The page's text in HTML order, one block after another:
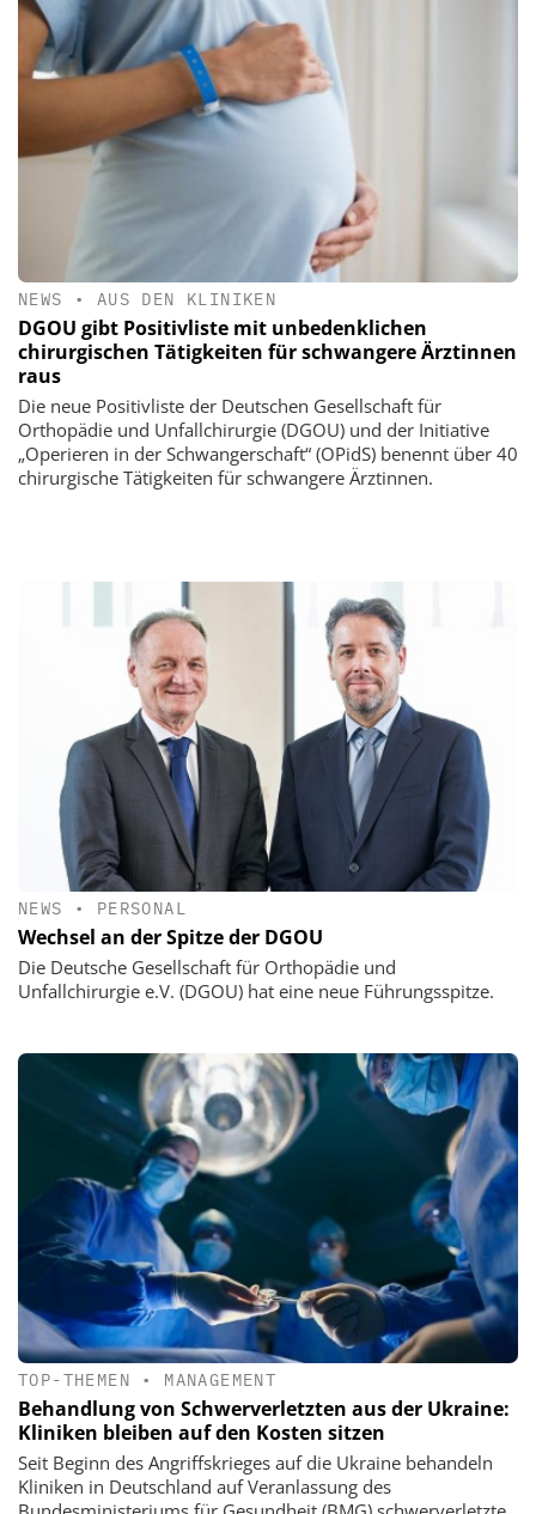
NEWS • AUS DEN KLINIKEN
DGOU gibt Positivliste mit unbedenklichen
chirurgischen Tätigkeiten für schwangere Ärztinnen
raus
Die neue Positivliste der Deutschen Gesellschaft für
Orthopädie und Unfallchirurgie (DGOU) und der Initiative
„Operieren in der Schwangerschaft“ (OPidS) benennt über 40
chirurgische Tätigkeiten für schwangere Ärztinnen.
NEWS • PERSONAL
Wechsel an der Spitze der DGOU
Die Deutsche Gesellschaft für Orthopädie und
Unfallchirurgie e.V. (DGOU) hat eine neue Führungsspitze.
TOP-THEMEN • MANAGEMENT
Behandlung von Schwerverletzten aus der Ukraine:
Kliniken bleiben auf den Kosten sitzen
Seit Beginn des Angriffskrieges auf die Ukraine behandeln
Kliniken in Deutschland auf Veranlassung des